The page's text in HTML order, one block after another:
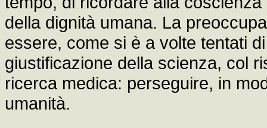
della dignità umana. La
essere, come si è a volte tentati
giustificazione della scienza, col
ricerca medica: perseguire, in
umanità.